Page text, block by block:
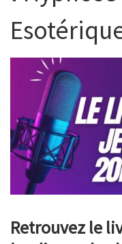
Retrouvez le